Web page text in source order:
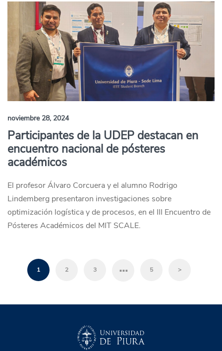
noviembre 28, 2024
Participantes de la UDEP destacan en
encuentro nacional de pósteres
académicos
El profesor Álvaro Corcuera y el alumno Rodrigo
Lindemberg presentaron investigaciones sobre
optimización logística y de procesos, en el III Encuentro de
Pósteres Académicos del MIT SCALE.
1 2 3 … 5 >